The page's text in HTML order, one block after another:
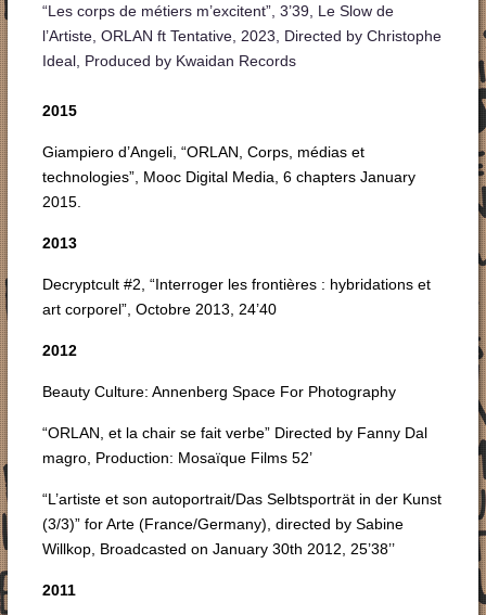
“Les corps de métiers m’excitent”, 3’39, Le Slow de
l’Artiste, ORLAN ft Tentative, 2023, Directed by Christophe
Ideal, Produced by Kwaidan Records
2015
Giampiero d’Angeli, “ORLAN, Corps, médias et
technologies”, Mooc Digital Media, 6 chapters January
2015.
2013
Decryptcult #2, “Interroger les frontières : hybridations et
art corporel”, Octobre 2013, 24’40
2012
Beauty Culture: Annenberg Space For Photography
“ORLAN, et la chair se fait verbe” Directed by Fanny Dal
magro, Production: Mosaïque Films 52’
“L’artiste et son autoportrait/Das Selbtsporträt in der Kunst
(3/3)” for Arte (France/Germany), directed by Sabine
Willkop, Broadcasted on January 30th 2012, 25’38’’
2011